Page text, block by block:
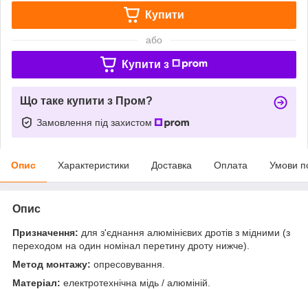
Купити
або
Купити з
Що таке купити з Пром?
Замовлення під захистом
Опис Характеристики Доставка Оплата Умови
Опис
Призначення: для з'єднання алюмінієвих дротів з мідними (з
переходом на один номінал перетину дроту нижче).
Метод монтажу: опресовування.
Матеріал: електротехнічна мідь / алюміній.